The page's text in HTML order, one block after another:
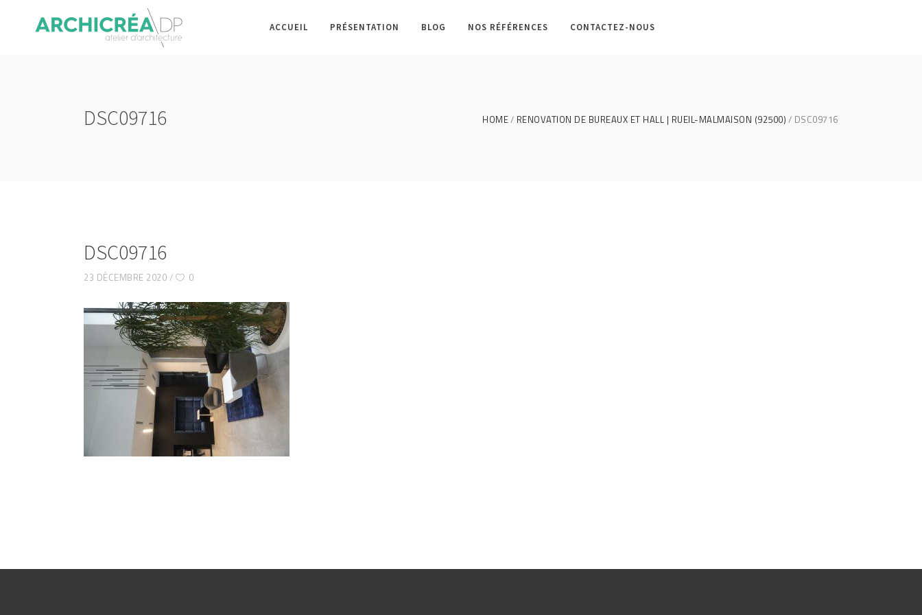
ACCUEIL PRÉSENTATION BLOG NOS RÉFÉRENCES CONTACTEZ-NOUS
DSC09716 HOME RENOVATION DE BUREAUX ET HALL | RUEIL-MALMAISON (92500) DSC09716
DSC09716
23 DÉCEMBRE 2020 0